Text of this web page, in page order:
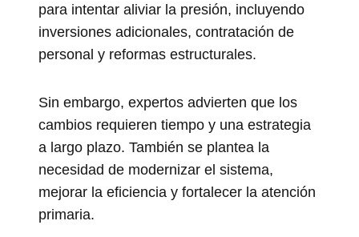
para intentar aliviar la presión, incluyendo
inversiones adicionales, contratación de
personal y reformas estructurales.
Sin embargo, expertos advierten que los
cambios requieren tiempo y una estrategia
a largo plazo. También se plantea la
necesidad de modernizar el sistema,
mejorar la eficiencia y fortalecer la atención
primaria.